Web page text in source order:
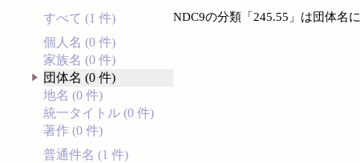
すべて (1 件)
個人名 (0 件)
家族名 (0 件)
団体名 (0 件)
地名 (0 件)
統一タイトル (0 件)
著作 (0 件)
普通件名 (1 件)
NDC9の分類「245.55」は団体名